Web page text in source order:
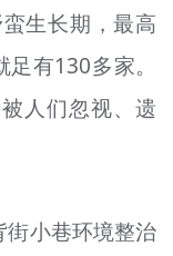
生长期，最高
有130多家。
人们忽视、遗
小巷环境整治